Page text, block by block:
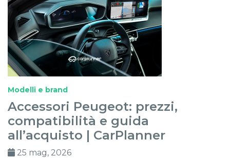
Modelli e brand
Accessori Peugeot: prezzi,
compatibilità e guida
all’acquisto | CarPlanner
25 mag, 2026